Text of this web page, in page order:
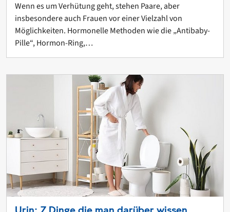
Wenn es um Verhütung geht, stehen Paare, aber
insbesondere auch Frauen vor einer Vielzahl von
Möglichkeiten. Hormonelle Methoden wie die „Antibaby-
Pille“, Hormon-Ring,…